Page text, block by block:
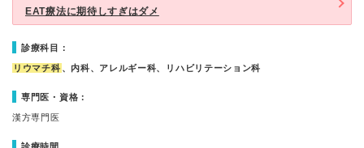
EAT療法に期待しすぎはダメ
診療科目：
リウマチ科 、内科、アレルギー科、リハビリテーション科
専門医・資格：
漢方専門医